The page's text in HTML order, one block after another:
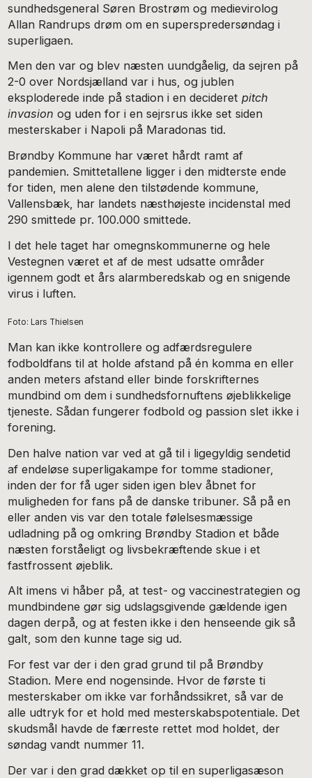
sundhedsgeneral Søren Brostrøm og medievirolog
Allan Randrups drøm om en superspredersøndag i
superligaen.
Men den var og blev næsten uundgåelig, da sejren på
2-0 over Nordsjælland var i hus, og jublen
eksploderede inde på stadion i en decideretpitch
invasion og uden for i en sejrsrus ikke set siden
mesterskaber i Napoli på Maradonas tid.
Brøndby Kommune har været hårdt ramt af
pandemien. Smittetallene ligger i den midterste ende
for tiden, men alene den tilstødende kommune,
Vallensbæk, har landets næsthøjeste incidenstal med
290 smittede pr. 100.000 smittede.
I det hele taget har omegnskommunerne og hele
Vestegnen været et af de mest udsatte områder
igennem godt et års alarmberedskab og en snigende
virus i luften.
Foto: Lars Thielsen
Man kan ikke kontrollere og adfærdsregulere
fodboldfans til at holde afstand på én komma en eller
anden meters afstand eller binde forskrifternes
mundbind om dem i sundhedsfornuftens øjeblikkelige
tjeneste. Sådan fungerer fodbold og passion slet ikke i
forening.
Den halve nation var ved at gå til i ligegyldig sendetid
af endeløse superligakampe for tomme stadioner,
inden der for få uger siden igen blev åbnet for
muligheden for fans på de danske tribuner. Så på en
eller anden vis var den totale følelsesmæssige
udladning på og omkring Brøndby Stadion et både
næsten forståeligt og livsbekræftende skue i et
fastfrossent øjeblik.
Alt imens vi håber på, at test- og vaccinestrategien og
mundbindene gør sig udslagsgivende gældende igen
dagen derpå, og at festen ikke i den henseende gik så
galt, som den kunne tage sig ud.
For fest var der i den grad grund til på Brøndby
Stadion. Mere end nogensinde. Hvor de første ti
mesterskaber om ikke var forhåndssikret, så var de
alle udtryk for et hold med mesterskabspotentiale. Det
skudsmål havde de færreste rettet mod holdet, der
søndag vandt nummer 11.
Der var i den grad dækket op til en superligasæson